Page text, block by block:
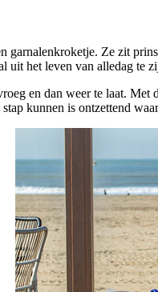
garnalenkroketje. Ze zit
uit het leven van alledag te
en dan weer te laat.
kunnen is ontzettend